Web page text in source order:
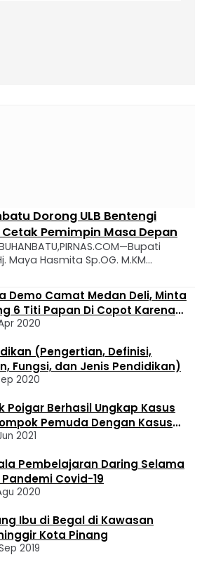
Dorong ULB Bentengi
Pemimpin Masa Depan
Maya Hasmita Sp.OG. M.KM
mendalam atas perjalanan
Labuhanbatu (ULB) yang kini genap
usianya yang makin matang,
hanya menjadi tempat transfer
candradimuka dalam
muda yang inovatif, kritis, dan
tersebut disampaikan Bupati …
Demo Camat Medan Deli, Minta
6 Titi Papan Di Copot Karena
Sama Warganya
2020
(Pengertian, Definisi,
Fungsi, dan Jenis Pendidikan)
2020
Poigar Berhasil Ungkap Kasus
Pemuda Dengan Kasus
2021
Pembelajaran Daring Selama
Covid-19
2020
Ibu di Begal di Kawasan
Kota Pinang
2019